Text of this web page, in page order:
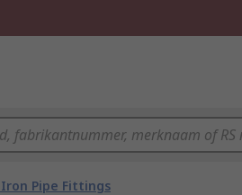
Pipe Fittings